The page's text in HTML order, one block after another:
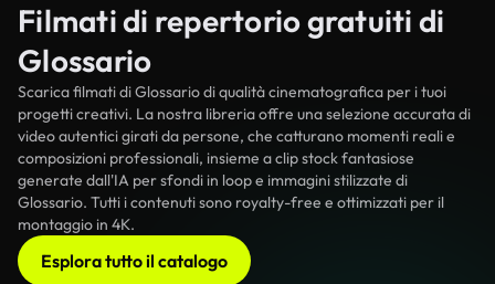
Filmati di repertorio gratuiti di
Glossario
Scarica filmati di Glossario di qualità cinematografica per i tuoi
progetti creativi. La nostra libreria offre una selezione accurata di
video autentici girati da persone, che catturano momenti reali e
composizioni professionali, insieme a clip stock fantasiose
generate dall'IA per sfondi in loop e immagini stilizzate di
Glossario. Tutti i contenuti sono royalty-free e ottimizzati per il
montaggio in 4K.
Esplora tutto il catalogo